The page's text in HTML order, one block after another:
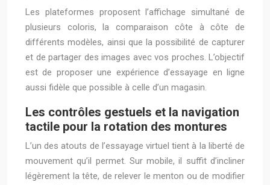
Les plateformes proposent l’affichage simultané de
plusieurs coloris, la comparaison côte à côte de
différents modèles, ainsi que la possibilité de capturer
et de partager des images avec vos proches. L’objectif
est de proposer une expérience d’essayage en ligne
aussi fidèle que possible à celle d’un magasin.
Les contrôles gestuels et la navigation
tactile pour la rotation des montures
L’un des atouts de l’essayage virtuel tient à la liberté de
mouvement qu’il permet. Sur mobile, il suffit d’incliner
légèrement la tête, de relever le menton ou de modifier